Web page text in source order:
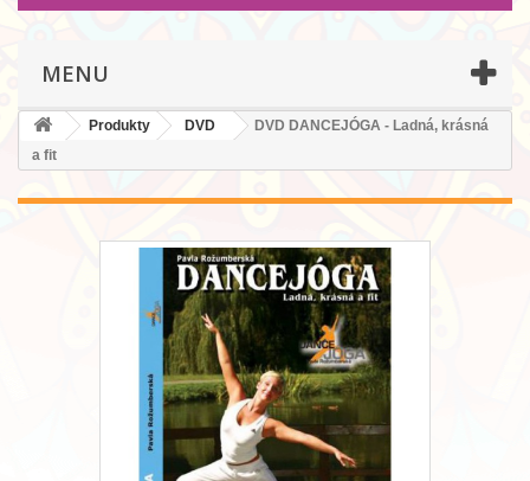
MENU
Produkty DVD
DVD DANCEJÓGA - Ladná, krásná
a fit